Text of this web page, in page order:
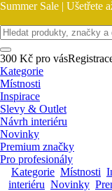
Summer Sale | Ušetřete
300 Kč pro vás
Kategorie
Místnosti
Inspirace
Slevy & Outlet
Návrh interiéru
Novinky
Premium značky
Pro profesionály
Kategorie Místnosti
interiéru Novinky